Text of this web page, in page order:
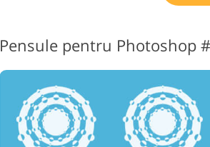
Pensule pentru Photoshop